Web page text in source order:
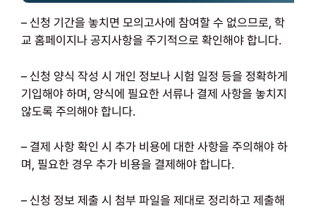
– 신청 기간을 놓치면 모의고사에 참여할 수 없으므로, 학
교 홈페이지나 공지사항을 주기적으로 확인해야 합니다.
– 신청 양식 작성 시 개인 정보나 시험 일정 등을 정확하게
기입해야 하며, 양식에 필요한 서류나 결제 사항을 놓치지
않도록 주의해야 합니다.
– 결제 사항 확인 시 추가 비용에 대한 사항을 주의해야 하
며, 필요한 경우 추가 비용을 결제해야 합니다.
– 신청 정보 제출 시 첨부 파일을 제대로 정리하고 제출해